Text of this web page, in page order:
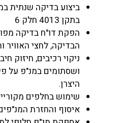
ביצוע בדיקה שנתית
בתקן 4013 חלק 6
הפקת דו"ח בדיקה
הבדיקה, לחצי האוויר
ניקוי רכיבים, חיזוק
ושסתומים במנ"פ על
היצרן.
שימוש בחלפים
איסוף והחזרת